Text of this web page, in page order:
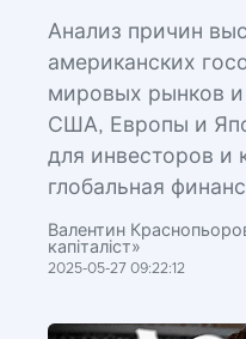
Анализ причин
американских
мировых рынков и
США, Европы и
для инвесторов и
глобальная
Валентин
капіталіст»
2025-05-27 09:22:12